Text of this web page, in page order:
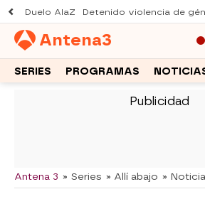
Duelo AlaZ Detenido violencia de
Antena3
SERIES PROGRAMAS
Antena 3 » Series » Allí abajo »